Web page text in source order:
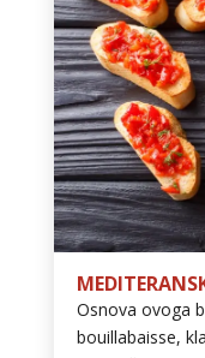
Osnova ovoga
bouillabaisse,